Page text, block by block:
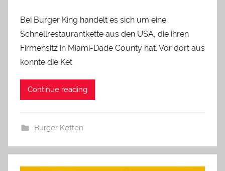
Bei Burger King handelt es sich um eine
Schnellrestaurantkette aus den USA, die ihren
Firmensitz in Miami-Dade County hat. Vor dort aus
konnte die Ket
Continue reading
Burger Ketten